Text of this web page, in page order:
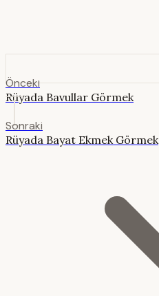
Önceki
Rüyada Bavullar Görmek
Sonraki
Rüyada Bayat Ekmek Görmek